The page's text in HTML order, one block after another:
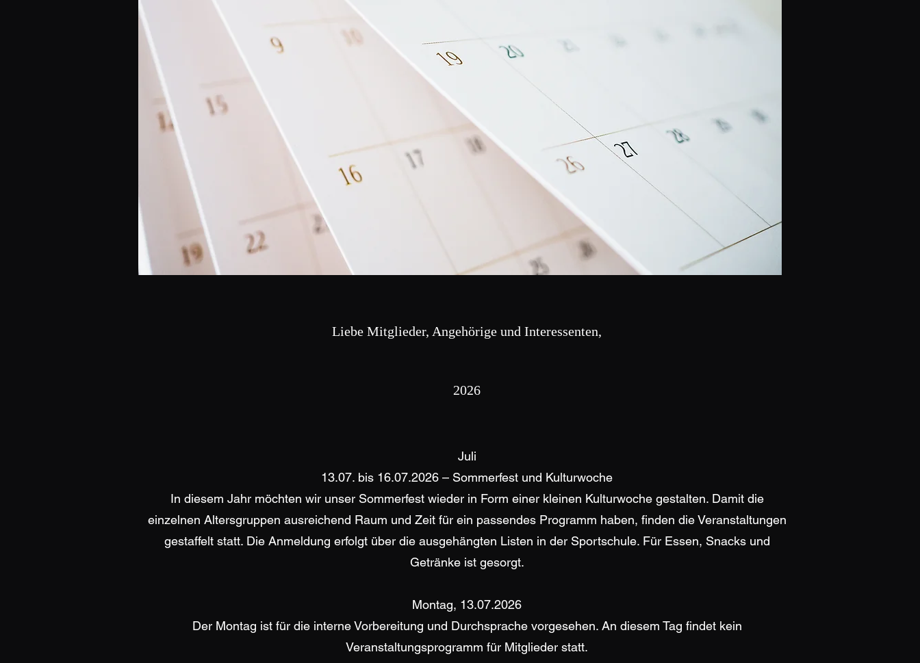
Liebe Mitglieder, Angehörige und Interessenten,
2026
Juli
13.07. bis 16.07.2026 – Sommerfest und Kulturwoche
In diesem Jahr möchten wir unser Sommerfest wieder in Form einer kleinen Kulturwoche gestalten. Damit die
einzelnen Altersgruppen ausreichend Raum und Zeit für ein passendes Programm haben, finden die Veranstaltungen
gestaffelt statt. Die Anmeldung erfolgt über die ausgehängten Listen in der Sportschule. Für Essen, Snacks und
Getränke ist gesorgt.
Montag, 13.07.2026
Der Montag ist für die interne Vorbereitung und Durchsprache vorgesehen. An diesem Tag findet kein
Veranstaltungsprogramm für Mitglieder statt.